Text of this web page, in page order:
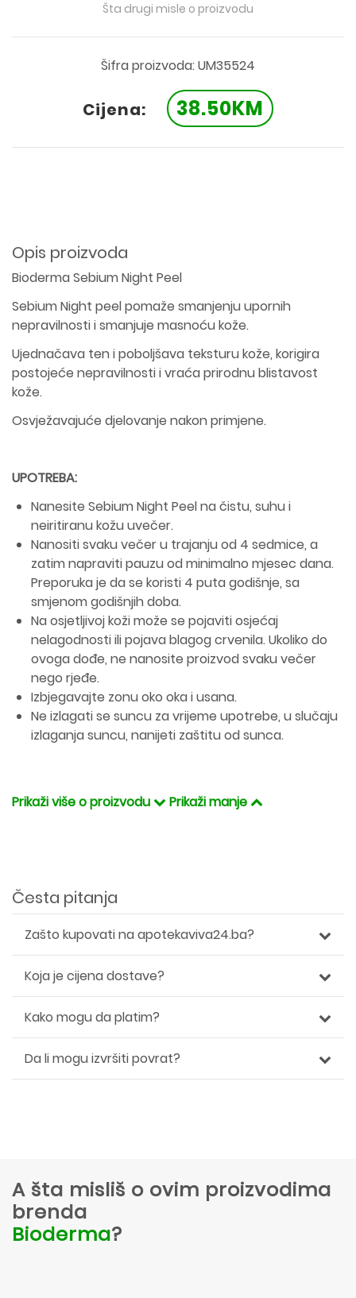
Šta drugi misle o proizvodu
Šifra proizvoda: UM35524
Cijena: 38.50KM
Opis proizvoda
Bioderma Sebium Night Peel
Sebium Night peel pomaže smanjenju upornih
nepravilnosti i smanjuje masnoću kože.
Ujednačava ten i poboljšava teksturu kože, korigira
postojeće nepravilnosti i vraća prirodnu blistavost
kože.
Osvježavajuće djelovanje nakon primjene.
UPOTREBA:
Nanesite Sebium Night Peel na čistu, suhu i
neiritiranu kožu uvečer.
Nanositi svaku večer u trajanju od 4 sedmice, a
zatim napraviti pauzu od minimalno mjesec dana.
Preporuka je da se koristi 4 puta godišnje, sa
smjenom godišnjih doba.
Na osjetljivoj koži može se pojaviti osjećaj
nelagodnosti ili pojava blagog crvenila. Ukoliko do
ovoga dođe, ne nanosite proizvod svaku večer
nego rjeđe.
Izbjegavajte zonu oko oka i usana.
Ne izlagati se suncu za vrijeme upotrebe, u slučaju
izlaganja suncu, nanijeti zaštitu od sunca.
Prikaži više o proizvodu Prikaži manje
Česta pitanja
Zašto kupovati na apotekaviva24.ba?
Koja je cijena dostave?
Kako mogu da platim?
Da li mogu izvršiti povrat?
A šta misliš o ovim proizvodima
brenda
Bioderma?